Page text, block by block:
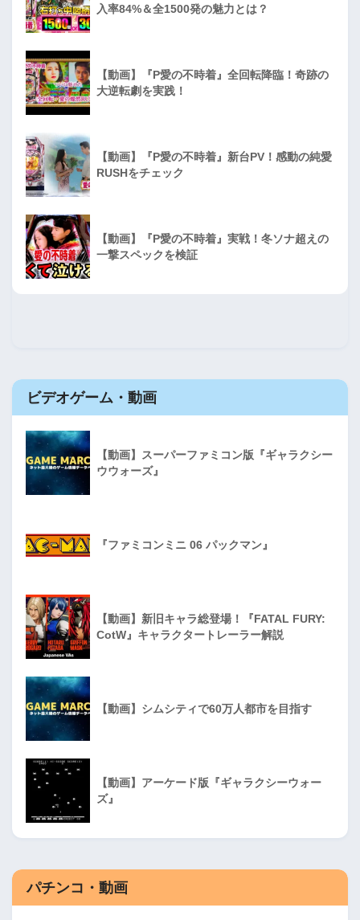
入率84%＆全1500発の魅力とは？
【動画】『P愛の不時着』全回転降臨！奇跡の
大逆転劇を実践！
【動画】『P愛の不時着』新台PV！感動の純愛
RUSHをチェック
【動画】『P愛の不時着』実戦！冬ソナ超えの
一撃スペックを検証
ビデオゲーム・動画
【動画】スーパーファミコン版『ギャラクシー
ウウォーズ』
『ファミコンミニ 06 パックマン』
【動画】新旧キャラ総登場！『FATAL FURY:
CotW』キャラクタートレーラー解説
【動画】シムシティで60万人都市を目指す
【動画】アーケード版『ギャラクシーウォー
ズ』
パチンコ・動画